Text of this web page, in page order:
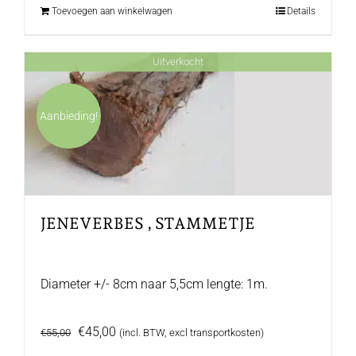
Toevoegen aan winkelwagen Details
Uitverkocht
Aanbieding!
JENEVERBES , STAMMETJE
Diameter +/- 8cm naar 5,5cm lengte: 1m.
€55,00 Oorspronkelijke
€45,00 Huidige
(incl. BTW, excl transportkosten)